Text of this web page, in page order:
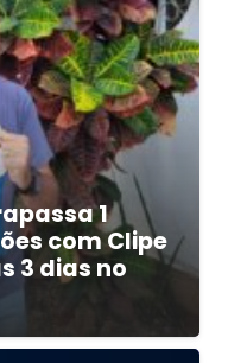
1
com Clipe
3 dias no